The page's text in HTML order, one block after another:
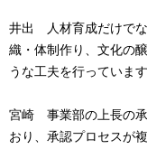
井出 人材育成だけでな
織・体制作り、文化の
うな工夫を行っています
宮崎 事業部の上長の
おり、承認プロセスが